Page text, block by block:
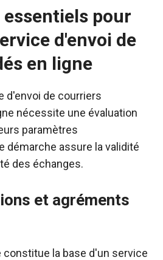
pour
d'envoi de
en ligne
d'envoi de courriers
nécessite une évaluation
paramètres
démarche assure la validité
des échanges.
et agréments
constitue la base d'un service